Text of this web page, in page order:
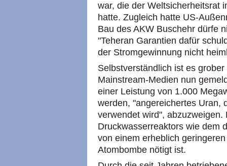
war, die der Weltsicherheitsrat
hatte. Zugleich hatte US-
Bau des AKW Buschehr dürfe
"Teheran Garantien dafür
der Stromgewinnung nicht
Selbstverständlich ist es
Mainstream-Medien nun
einer Leistung von 1.000
werden, "angereichertes Uran,
verwendet wird",
Druckwasserreaktors wie dem
von einem erheblich
Atombombe nötigt ist.